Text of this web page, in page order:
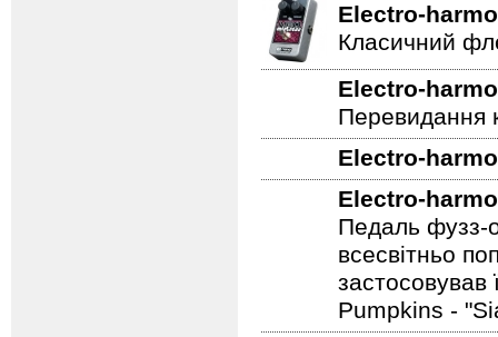
Electro-
Класичний
Electro-
Перевидання
Electro-
Electro-
Педаль фузз-
всесвітньо
застосовував
Pumpkins -